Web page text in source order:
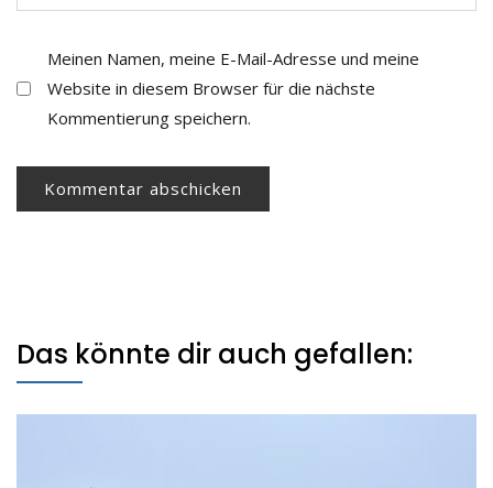
Meinen Namen, meine E-Mail-Adresse und meine
Website in diesem Browser für die nächste
Kommentierung speichern.
Das könnte dir auch gefallen: